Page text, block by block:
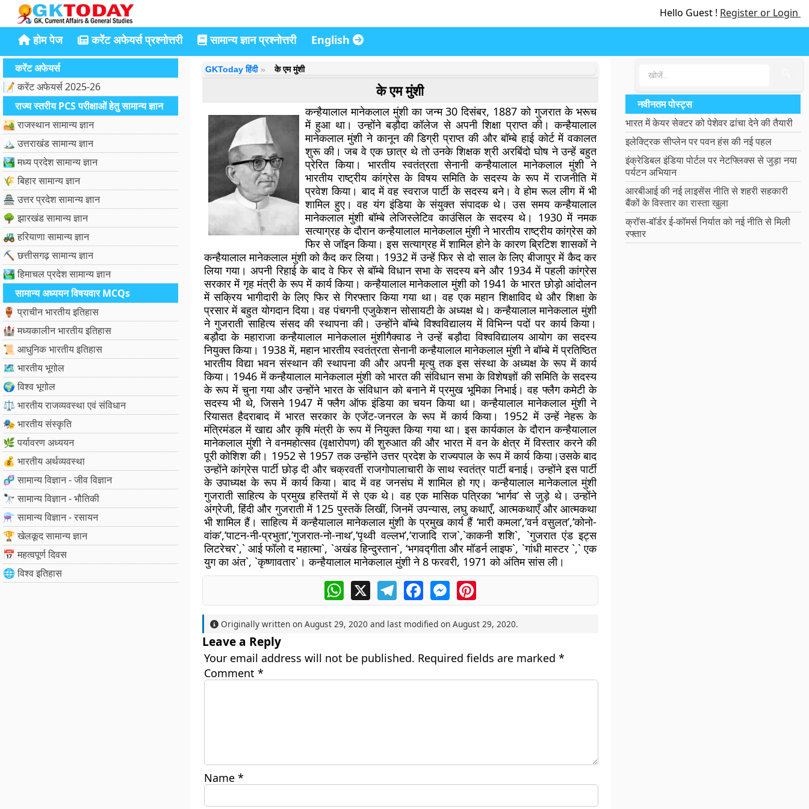
Hello Guest ! Register or Login
होम पेज करेंट अफेयर्स प्रश्नोत्तरी सामान्य ज्ञान प्रश्नोत्तरी English
करेंट अफेयर्स
📝 करेंट अफेयर्स 2025-26
राज्य स्तरीय PCS परीक्षाओं हेतु सामान्य ज्ञान
🏜️ राजस्थान सामान्य ज्ञान
🏔️ उत्तराखंड सामान्य ज्ञान
🏞️ मध्य प्रदेश सामान्य ज्ञान
🌾 बिहार सामान्य ज्ञान
🏯 उत्तर प्रदेश सामान्य ज्ञान
🌳 झारखंड सामान्य ज्ञान
🚜 हरियाणा सामान्य ज्ञान
⛏️ छत्तीसगढ़ सामान्य ज्ञान
🏞️ हिमाचल प्रदेश सामान्य ज्ञान
सामान्य अध्ययन विषयवार MCQs
🏺 प्राचीन भारतीय इतिहास
🏰 मध्यकालीन भारतीय इतिहास
📜 आधुनिक भारतीय इतिहास
🗺️ भारतीय भूगोल
🌍 विश्व भूगोल
⚖️ भारतीय राजव्यवस्था एवं संविधान
🎭 भारतीय संस्कृति
🌿 पर्यावरण अध्ययन
💰 भारतीय अर्थव्यवस्था
🧬 सामान्य विज्ञान - जीव विज्ञान
🔭 सामान्य विज्ञान - भौतिकी
⚗️ सामान्य विज्ञान - रसायन
🏆 खेलकूद सामान्य ज्ञान
📅 महत्वपूर्ण दिवस
🌐 विश्व इतिहास
GKToday हिंदी के एम मुंशी
के एम मुंशी
कन्हैयालाल मानेकलाल मुंशी का जन्म 30 दिसंबर, 1887 को गुजरात के भरूच
में हुआ था। उन्होंने बड़ौदा कॉलेज से अपनी शिक्षा प्राप्त की। कन्हैयालाल
मानेकलाल मुंशी ने कानून की डिग्री प्राप्त की और बॉम्बे हाई कोर्ट में वकालत
शुरू की। जब वे एक छात्र थे तो उनके शिक्षक श्री अरबिंदो घोष ने उन्हें बहुत
प्रेरित किया। भारतीय स्वतंत्रता सेनानी कन्हैयालाल मानेकलाल मुंशी ने
भारतीय राष्ट्रीय कांग्रेस के विषय समिति के सदस्य के रूप में राजनीति में
प्रवेश किया। बाद में वह स्वराज पार्टी के सदस्य बने। वे होम रूल लीग में भी
शामिल हुए। वह यंग इंडिया के संयुक्त संपादक थे। उस समय कन्हैयालाल
मानेकलाल मुंशी बॉम्बे लेजिस्लेटिव काउंसिल के सदस्य थे। 1930 में नमक
सत्याग्रह के दौरान कन्हैयालाल मानेकलाल मुंशी ने भारतीय राष्ट्रीय कांग्रेस को
फिर से जॉइन किया। इस सत्याग्रह में शामिल होने के कारण ब्रिटिश शासकों ने
कन्हैयालाल मानेकलाल मुंशी को कैद कर लिया। 1932 में उन्हें फिर से दो साल के लिए बीजापुर में कैद कर
लिया गया। अपनी रिहाई के बाद वे फिर से बॉम्बे विधान सभा के सदस्य बने और 1934 में पहली कांग्रेस
सरकार में गृह मंत्री के रूप में कार्य किया। कन्हैयालाल मानेकलाल मुंशी को 1941 के भारत छोड़ो आंदोलन
में सक्रिय भागीदारी के लिए फिर से गिरफ्तार किया गया था। वह एक महान शिक्षाविद थे और शिक्षा के
प्रसार में बहुत योगदान दिया। वह पंचगनी एजुकेशन सोसायटी के अध्यक्ष थे। कन्हैयालाल मानेकलाल मुंशी
ने गुजराती साहित्य संसद की स्थापना की। उन्होंने बॉम्बे विश्वविद्यालय में विभिन्न पदों पर कार्य किया।
बड़ौदा के महाराजा कन्हैयालाल मानेकलाल मुंशीगैक्वाड ने उन्हें बड़ौदा विश्वविद्यालय आयोग का सदस्य
नियुक्त किया। 1938 में, महान भारतीय स्वतंत्रता सेनानी कन्हैयालाल मानेकलाल मुंशी ने बॉम्बे में प्रतिष्ठित
भारतीय विद्या भवन संस्थान की स्थापना की और अपनी मृत्यु तक इस संस्था के अध्यक्ष के रूप में कार्य
किया। 1946 में कन्हैयालाल मानेकलाल मुंशी को भारत की संविधान सभा के विशेषज्ञों की समिति के सदस्य
के रूप में चुना गया और उन्होंने भारत के संविधान को बनाने में प्रमुख भूमिका निभाई। वह फ्लैग कमेटी के
सदस्य भी थे, जिसने 1947 में फ्लैग ऑफ इंडिया का चयन किया था। कन्हैयालाल मानेकलाल मुंशी ने
रियासत हैदराबाद में भारत सरकार के एजेंट-जनरल के रूप में कार्य किया। 1952 में उन्हें नेहरू के
मंत्रिमंडल में खाद्य और कृषि मंत्री के रूप में नियुक्त किया गया था। इस कार्यकाल के दौरान कन्हैयालाल
मानेकलाल मुंशी ने वनमहोत्सव (वृक्षारोपण) की शुरुआत की और भारत में वन के क्षेत्र में विस्तार करने की
पूरी कोशिश की। 1952 से 1957 तक उन्होंने उत्तर प्रदेश के राज्यपाल के रूप में कार्य किया।उसके बाद
उन्होंने कांग्रेस पार्टी छोड़ दी और चक्रवर्ती राजगोपालाचारी के साथ स्वतंत्र पार्टी बनाई। उन्होंने इस पार्टी
के उपाध्यक्ष के रूप में कार्य किया। बाद में वह जनसंघ में शामिल हो गए। कन्हैयालाल मानेकलाल मुंशी
गुजराती साहित्य के प्रमुख हस्तियों में से एक थे। वह एक मासिक पत्रिका ‘भार्गव’ से जुड़े थे। उन्होंने
अंग्रेजी, हिंदी और गुजराती में 125 पुस्तकें लिखीं, जिनमें उपन्यास, लघु कथाएँ, आत्मकथाएँ और आत्मकथा
भी शामिल हैं। साहित्य में कन्हैयालाल मानेकलाल मुंशी के प्रमुख कार्य हैं ‘मारी कमला’,’वर्न वसुलत’,’कोनो-
वांक’,’पाटन-नी-प्रभुता’,’गुजरात-नो-नाथ’,’पृथ्वी वल्लभ’,’राजादि राज`,`काकनी शशि`, `गुजरात एंड इट्स
लिटरेचर`,` आई फॉलो द महात्मा`, `अखंड हिन्दुस्तान`, ‘भगवद्गीता और मॉडर्न लाइफ`, `गांधी मास्टर `,` एक
युग का अंत`, `कृष्णावतार`। कन्हैयालाल मानेकलाल मुंशी ने 8 फरवरी, 1971 को अंतिम सांस ली।
WhatsApp
X TelegramFacebookMessengerPinterest
Originally written on August 29, 2020 and last modified on August 29, 2020.
Leave a Reply
Your email address will not be published. Required fields are marked *
Comment *
Name *
नवीनतम पोस्ट्स
भारत में केयर सेक्टर को पेशेवर ढांचा देने की तैयारी
इलेक्ट्रिक सीप्लेन पर पवन हंस की नई पहल
इंक्रेडिबल इंडिया पोर्टल पर नेटफ्लिक्स से जुड़ा नया
पर्यटन अभियान
आरबीआई की नई लाइसेंस नीति से शहरी सहकारी
बैंकों के विस्तार का रास्ता खुला
क्रॉस-बॉर्डर ई-कॉमर्स निर्यात को नई नीति से मिली
रफ्तार